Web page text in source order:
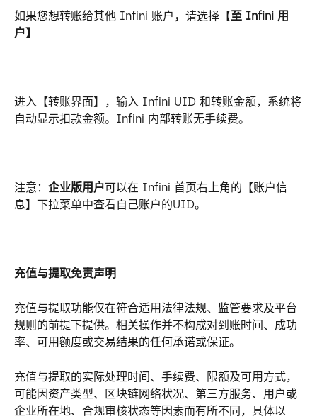
如果您想转账给其他 Infini 账户 ， 请选择【至 Infini 用
户】
进入【转账界面】，输入 Infini UID 和转账金额，系统将
自动显示扣款金额。Infini 内部转账无手续费。
注意： 企业版用户可以在 Infini 首页右上角的【账户信
息】下拉菜单中查看自己账户的UID。
充值与提取免责声明
充值与提取功能仅在符合适用法律法规、监管要求及平台
规则的前提下提供。相关操作并不构成对到账时间、成功
率、可用额度或交易结果的任何承诺或保证。
充值与提取的实际处理时间、手续费、限额及可用方式，
可能因资产类型、区块链网络状况、第三方服务、用户或
企业所在地、合规审核状态等因素而有所不同，具体以